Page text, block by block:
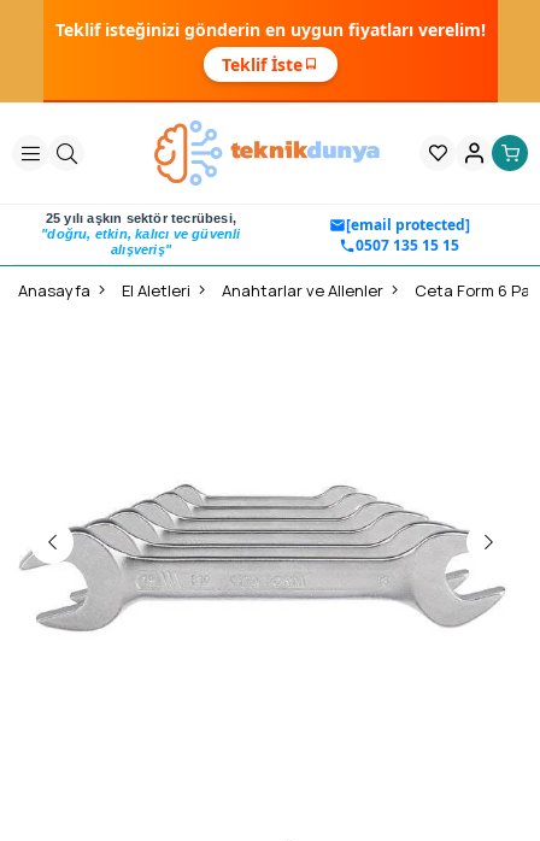
Teklif isteğinizi gönderin en uygun fiyatları verelim!
Teklif İste
25 yılı aşkın sektör tecrübesi,
"doğru, etkin, kalıcı ve güvenli
alışveriş"
[email protected]
0507 135 15 15
Anasayfa El Aletleri Anahtarlar ve Allenler